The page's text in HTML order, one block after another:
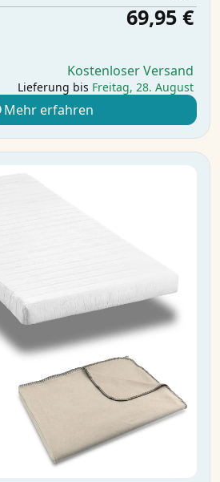
69,95 €
Kostenloser Versand
Lieferung bis Freitag, 28. August
Mehr erfahren